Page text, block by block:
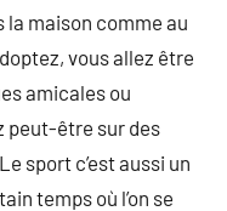
la maison comme au
vous allez être
amicales ou
peut-être sur des
sport c’est aussi un
temps où l’on se